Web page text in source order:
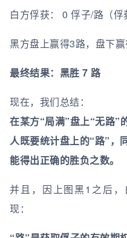
白方俘获： 0 俘子/路（俘
黑方盘上赢得3路，盘下
最终结果：黑胜 7 路
现在，我们总结：
在某方“局满”盘上“无路”
人既要统计盘上的“路”，
能得出正确的胜负之数。
并且，因上图黑1之后
现：